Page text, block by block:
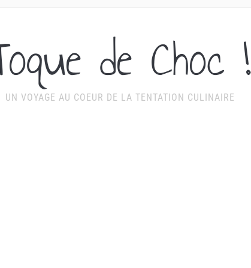
de Choc !
UN VOYAGE AU COEUR DE LA TENTATION CULINAIRE